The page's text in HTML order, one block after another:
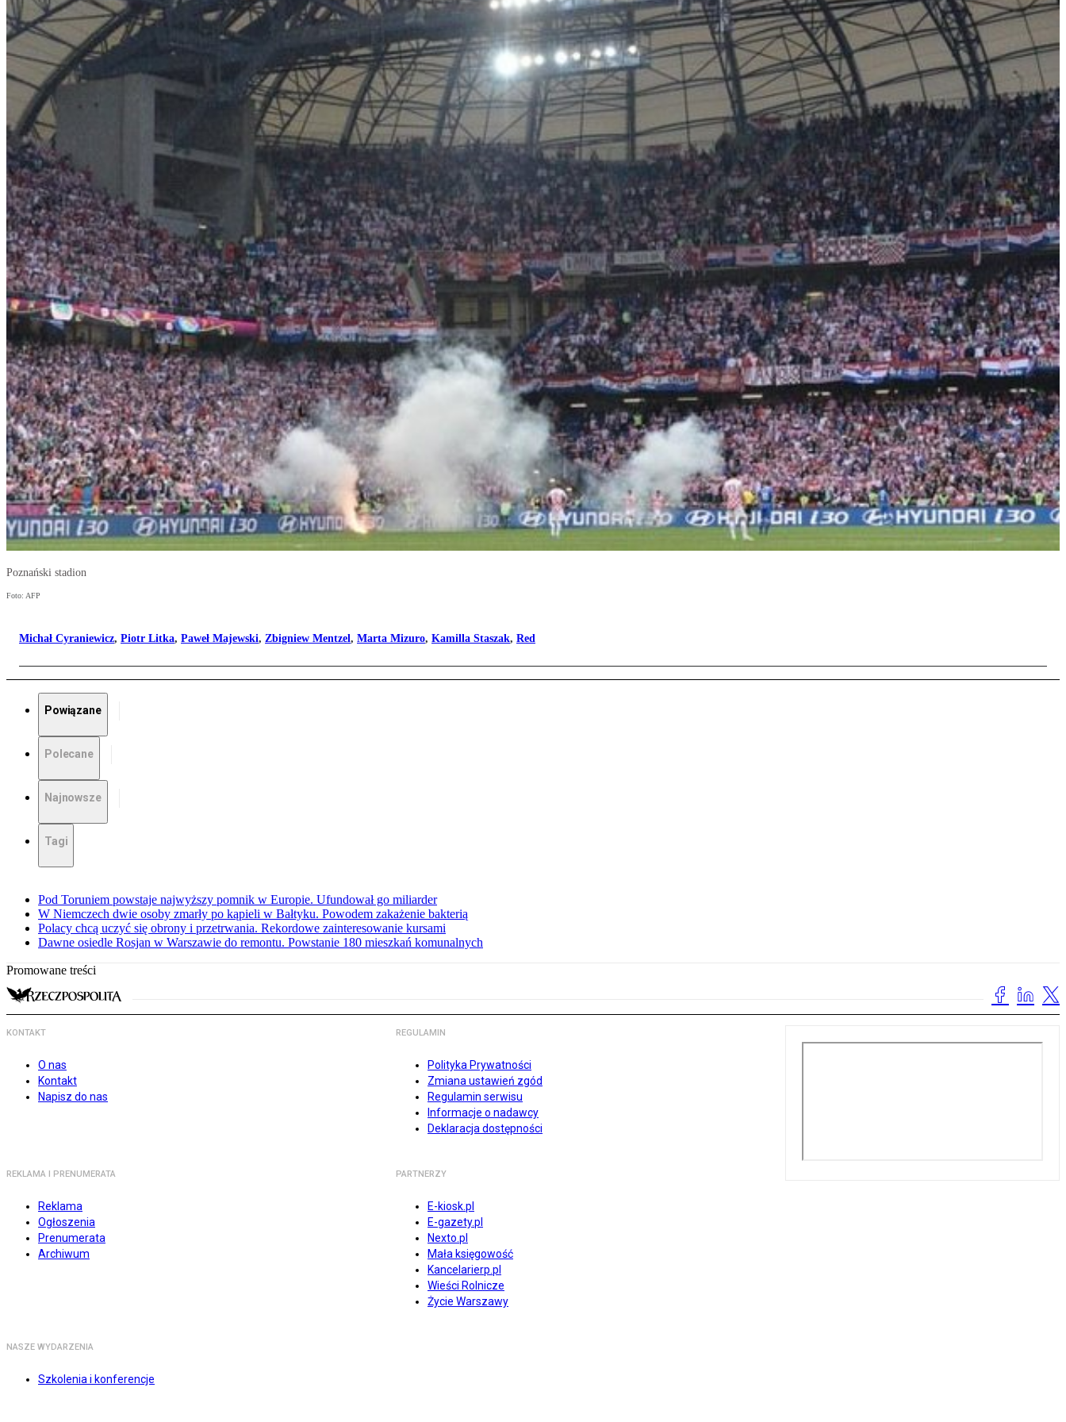
Poznański stadion
Foto: AFP
Michał Cyraniewicz, Piotr Litka, Paweł Majewski, Zbigniew Mentzel, Marta Mizuro, Kamilla Staszak, Red
Powiązane
Polecane
Najnowsze
Tagi
Pod Toruniem powstaje najwyższy pomnik w Europie. Ufundował go miliarder
W Niemczech dwie osoby zmarły po kąpieli w Bałtyku. Powodem zakażenie bakterią
Polacy chcą uczyć się obrony i przetrwania. Rekordowe zainteresowanie kursami
Dawne osiedle Rosjan w Warszawie do remontu. Powstanie 180 mieszkań komunalnych
Promowane treści
KONTAKT
O nas
Kontakt
Napisz do nas
REGULAMIN
Polityka Prywatności
Zmiana ustawień zgód
Regulamin serwisu
Informacje o nadawcy
Deklaracja dostępności
REKLAMA I PRENUMERATA
Reklama
Ogłoszenia
Prenumerata
Archiwum
PARTNERZY
E-kiosk.pl
E-gazety.pl
Nexto.pl
Mała księgowość
Kancelarierp.pl
Wieści Rolnicze
Życie Warszawy
NASZE WYDARZENIA
Szkolenia i konferencje